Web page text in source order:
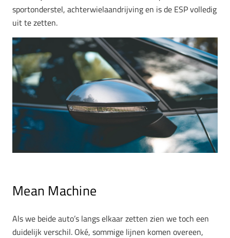
sportonderstel, achterwielaandrijving en is de ESP volledig
uit te zetten.
Mean Machine
Als we beide auto’s langs elkaar zetten zien we toch een
duidelijk verschil. Oké, sommige lijnen komen overeen,